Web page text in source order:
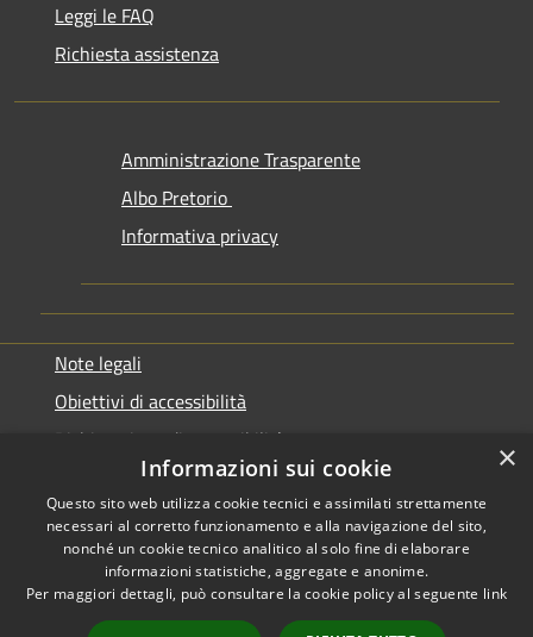
Leggi le FAQ
Richiesta assistenza
Amministrazione Trasparente
Albo Pretorio
Informativa privacy
Note legali
Obiettivi di accessibilità
Dichiarazione di accessibilità
Accessibilità
Copyright © 2026 • Comune di
Genazzano • Powered by
×
Informazioni sui cookie
Questo sito web utilizza cookie tecnici e assimilati strettamente
necessari al corretto funzionamento e alla navigazione del sito,
nonché un cookie tecnico analitico al solo fine di elaborare
informazioni statistiche, aggregate e anonime.
Per maggiori dettagli, può consultare la cookie policy al seguente link